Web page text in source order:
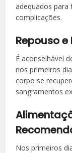
adequados para
complicações.
Repouso
É aconselhável
nos primeiros
corpo se
sangramentos
Nos primeiros